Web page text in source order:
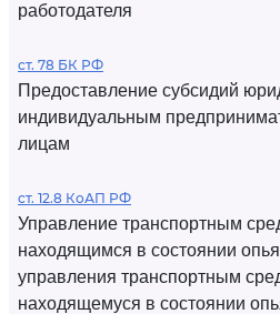
работодателя
ст. 78 БК РФ
Предоставление субсидий
индивидуальным
лицам
ст. 12.8 КоАП РФ
Управление транспортным
находящимся в состоянии
управления транспортным
находящемуся в состоянии